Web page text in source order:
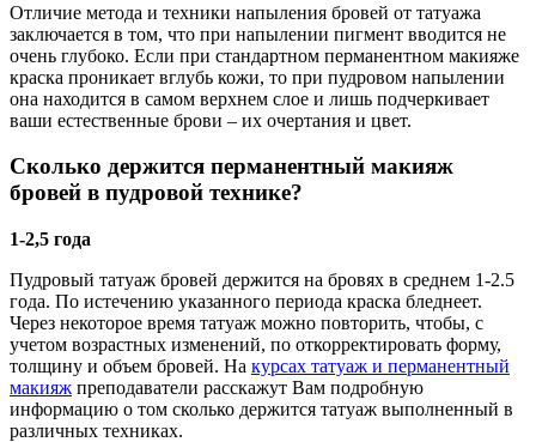
Отличие метода и техники напыления бровей от татуажа
заключается в том, что при напылении пигмент вводится не
очень глубоко. Если при стандартном перманентном макияже
краска проникает вглубь кожи, то при пудровом напылении
она находится в самом верхнем слое и лишь подчеркивает
ваши естественные брови – их очертания и цвет.
Сколько держится перманентный макияж
бровей в пудровой технике?
1-2,5 года
Пудровый татуаж бровей держится на бровях в среднем 1-2.5
года. По истечению указанного периода краска бледнеет.
Через некоторое время татуаж можно повторить, чтобы, с
учетом возрастных изменений, по откорректировать форму,
толщину и объем бровей. На курсах татуаж и перманентный
макияж преподаватели расскажут Вам подробную
информацию о том сколько держится татуаж выполненный в
различных техниках.